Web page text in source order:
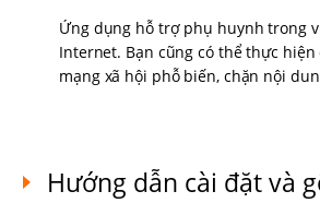
Ứng dụng hỗ trợ phụ huynh trong
Internet. Bạn cũng có thể thực
mạng xã hội phỗ biến, chặn nội
Hướng dẫn cài đặt và